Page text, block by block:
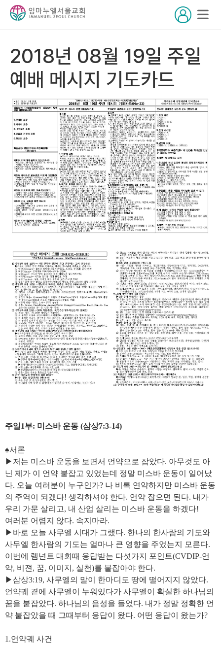
2018년 08월 19일 주일
예배 메시지 기도카드
주일1부: 미스바 운동 (삼상7:3-14)
♠서론
▶저는 미스바 운동을 보면서 언약으로 잡았다. 아무것도 아
닌 제가 이 언약 붙잡고 있었는데 정말 미스바 운동이 일어났
다. 오늘 여러분이 누구인가? 나 비록 연약하지만 미스바 운동
의 주역이 되겠다! 생각하셔야 한다. 언약 잡으면 된다. 내가
우리 가문 살리고, 내 산업 살리는 미스바 운동을 하겠다!
여러분 어렵지 않다. 속지마라.
▶바로 오늘 사무엘 시대가 그랬다. 한나의 한사람의 기도와
사무엘 한사람의 기도는 얼마나 큰 영향을 주었는지 모른다.
이번에 렘넌트 대회때 응답받는 다섯가지 포인트(CVDIP-언
약, 비젼, 꿈, 이미지, 실천)를 붙잡아야 한다.
▶삼상3:19, 사무엘의 말이 한마디도 땅에 떨어지지 않았다.
언약궤 곁에 사무엘이 누워있다가 사무엘이 확실한 하나님의
꿈을 붙잡았다. 하나님의 음성을 들었다. 내가 정말 정확한 언
약 붙잡았을 때 그때부터 응답이 왔다. 어떤 응답이 왔는가?
1.언약궤 사건